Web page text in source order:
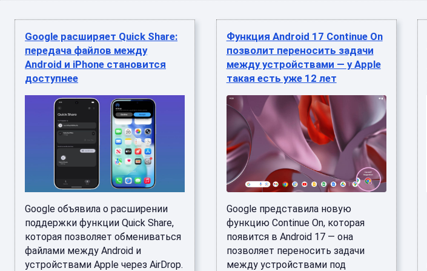
Google расширяет Quick Share:
передача файлов между
Android и iPhone становится
доступнее
Google объявила о расширении
поддержки функции Quick Share,
которая позволяет обмениваться
файлами между Android и
устройствами Apple через AirDrop.
Функция Android 17 Continue On
позволит переносить задачи
между устройствами — у Apple
такая есть уже 12 лет
Google представила новую
функцию Continue On, которая
появится в Android 17 — она
позволяет переносить задачи
между устройствами под